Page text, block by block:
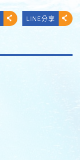
LINE分享